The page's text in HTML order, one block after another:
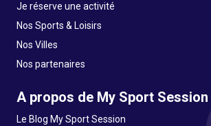
Je réserve une activité
Nos Sports & Loisirs
Nos Villes
Nos partenaires
A propos de My Sport Session
Le Blog My Sport Session